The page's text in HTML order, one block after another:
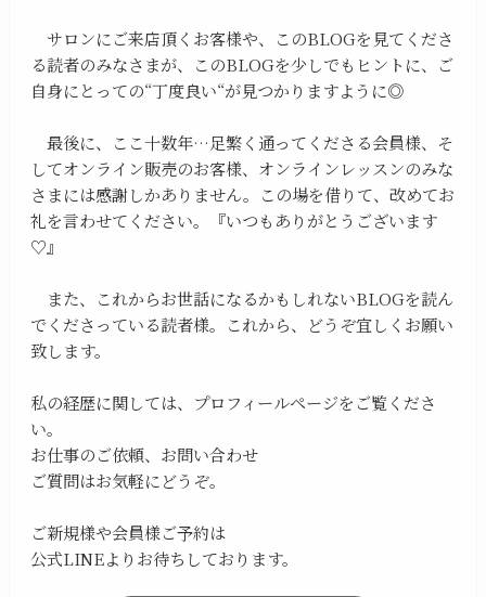
サロンにご来店頂くお客様や、このBLOGを見てくださ
る読者のみなさまが、このBLOGを少しでもヒントに、ご
自身にとっての“丁度良い“が見つかりますように◎
最後に、ここ十数年…足繁く通ってくださる会員様、そ
してオンライン販売のお客様、オンラインレッスンのみな
さまには感謝しかありません。この場を借りて、改めてお
礼を言わせてください。『いつもありがとうございます
♡』
また、これからお世話になるかもしれないBLOGを読ん
でくださっている読者様。これから、どうぞ宜しくお願い
致します。
私の経歴に関しては、プロフィールページをご覧くださ
い。
お仕事のご依頼、お問い合わせ
ご質問はお気軽にどうぞ。
ご新規様や会員様ご予約は
公式LINEよりお待ちしております。